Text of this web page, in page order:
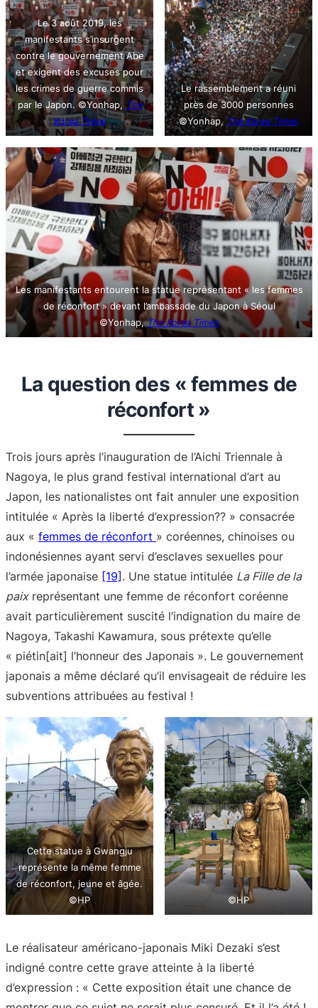
Le 3 août 2019, les
manifestants s’insurgent
contre le gouvernement Abe
et exigent des excuses pour
les crimes de guerre commis
par le Japon. ©Yonhap, The
Korea Times
Le rassemblement a réuni
près de 3000 personnes
©Yonhap,The Korea Times
Les manifestants entourent la statue représentant « les femmes
de réconfort » devant l’ambassade du Japon à Séoul
©Yonhap,The Korea Times
La question des « femmes de
réconfort »
Trois jours après l’inauguration de l’Aichi Triennale à
Nagoya, le plus grand festival international d’art au
Japon, les nationalistes ont fait annuler une exposition
intitulée « Après la liberté d’expression?? » consacrée
aux « femmes de réconfort » coréennes, chinoises ou
indonésiennes ayant servi d’esclaves sexuelles pour
l’armée japonaise [19] . Une statue intitulée La Fille de la
paixreprésentant une femme de réconfort coréenne
avait particulièrement suscité l’indignation du maire de
Nagoya, Takashi Kawamura, sous prétexte qu’elle
« piétin[ait] l’honneur des Japonais ». Le gouvernement
japonais a même déclaré qu’il envisageait de réduire les
subventions attribuées au festival !
Cette statue à Gwangju
représente la même femme
de réconfort, jeune et âgée.
©HP
©HP
Le réalisateur américano-japonais Miki Dezaki s’est
indigné contre cette grave atteinte à la liberté
d’expression : « Cette exposition était une chance de